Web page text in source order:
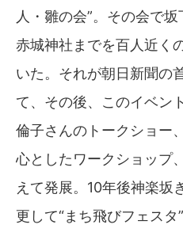
人・雛の会”。その会で
赤城神社までを百人近く
いた。それが朝日新聞の
て、その後、このイベン
倫子さんのトークショー
心としたワークショップ
えて発展。10年後神楽坂
更して“まち飛びフェス